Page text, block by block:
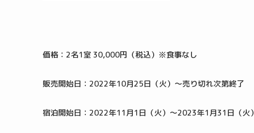
価格：2名1室 30,000円（税込）※食事なし
販売開始日：2022年10月25日（火）～売り切れ次第終了
宿泊開始日：2022年11月1日（火）～2023年1月31日（火）